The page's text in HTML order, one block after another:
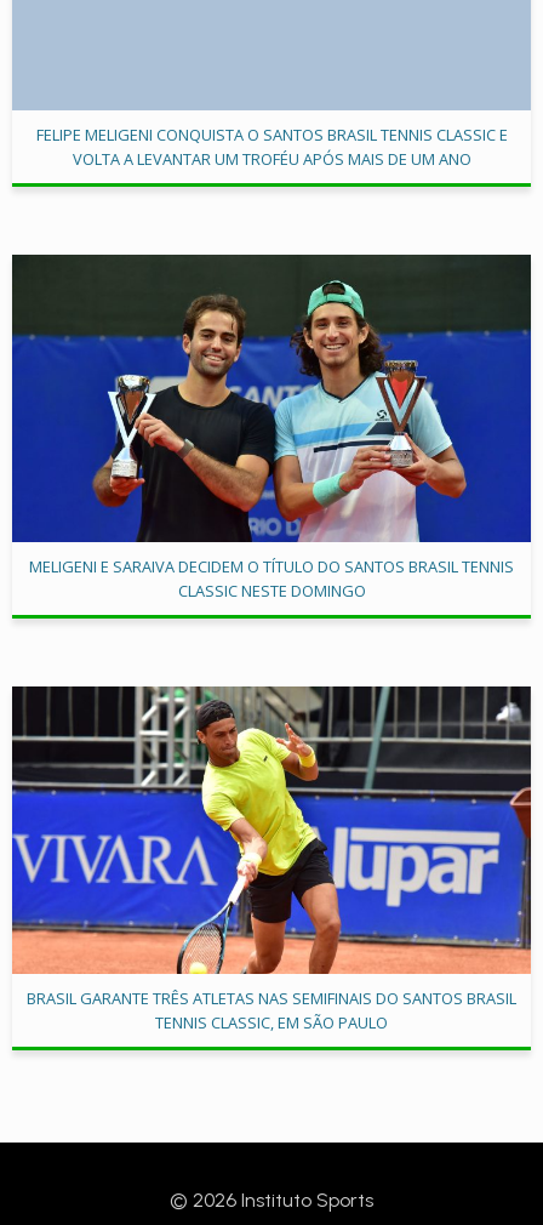
FELIPE MELIGENI CONQUISTA O SANTOS BRASIL TENNIS CLASSIC E
VOLTA A LEVANTAR UM TROFÉU APÓS MAIS DE UM ANO
MELIGENI E SARAIVA DECIDEM O TÍTULO DO SANTOS BRASIL TENNIS
CLASSIC NESTE DOMINGO
BRASIL GARANTE TRÊS ATLETAS NAS SEMIFINAIS DO SANTOS BRASIL
TENNIS CLASSIC, EM SÃO PAULO
© 2026 Instituto Sports